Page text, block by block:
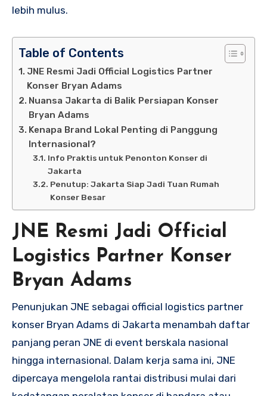
lebih mulus.
Table of Contents
JNE Resmi Jadi Official Logistics Partner
Konser Bryan Adams
Nuansa Jakarta di Balik Persiapan Konser
Bryan Adams
Kenapa Brand Lokal Penting di Panggung
Internasional?
Info Praktis untuk Penonton Konser di
Jakarta
Penutup: Jakarta Siap Jadi Tuan Rumah
Konser Besar
JNE Resmi Jadi Official
Logistics Partner Konser
Bryan Adams
Penunjukan JNE sebagai official logistics partner
konser Bryan Adams di Jakarta menambah daftar
panjang peran JNE di event berskala nasional
hingga internasional. Dalam kerja sama ini, JNE
dipercaya mengelola rantai distribusi mulai dari